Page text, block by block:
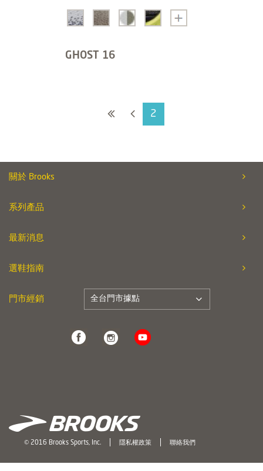
GHOST 16
2
關於 Brooks
系列產品
最新消息
選鞋指南
門市經銷 全台門市據點
© 2016 Brooks Sports, Inc. 隱私權政策 聯絡我們